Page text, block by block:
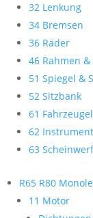
32 Lenkung
34 Bremsen
36 Räder
46 Rahmen
51 Spiegel &
52 Sitzbank
61
62
63
R65 R80
11 Motor